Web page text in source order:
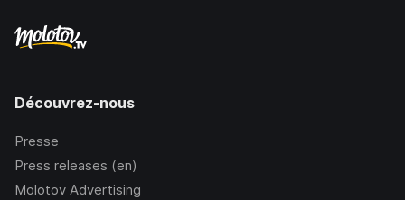
Découvrez-nous
Presse
Press releases (en)
Molotov Advertising